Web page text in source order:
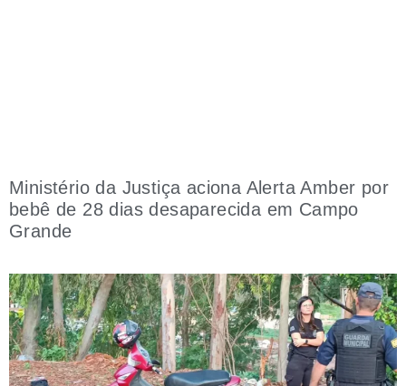
Ministério da Justiça aciona Alerta Amber por
bebê de 28 dias desaparecida em Campo
Grande